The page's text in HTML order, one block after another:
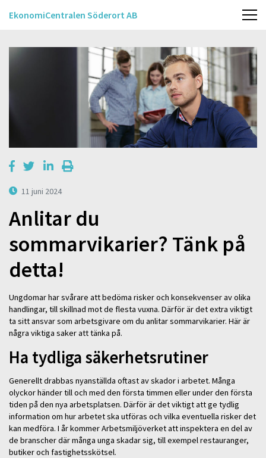
EkonomiCentralen Söderort AB
11 juni 2024
Anlitar du
sommarvikarier? Tänk på
detta!
Ungdomar har svårare att bedöma risker och konsekvenser av olika
handlingar, till skillnad mot de flesta vuxna. Därför är det extra viktigt
ta sitt ansvar som arbetsgivare om du anlitar sommarvikarier. Här är
några viktiga saker att tänka på.
Ha tydliga säkerhetsrutiner
Generellt drabbas nyanställda oftast av skador i arbetet. Många
olyckor händer till och med den första timmen eller under den första
tiden på den nya arbetsplatsen. Därför är det viktigt att ge tydlig
information om hur arbetet ska utföras och vilka eventuella risker det
kan medföra. I år kommer Arbetsmiljöverket att inspektera en del av
de branscher där många unga skadar sig, till exempel restauranger,
butiker och fastighetsskötsel.